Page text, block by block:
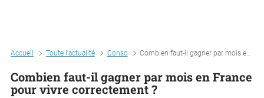
Accueil Toute l'actualité Conso Combien faut-il gagner par mois en france pour vivre correctement ?
Combien faut-il gagner par mois en France
pour vivre correctement ?